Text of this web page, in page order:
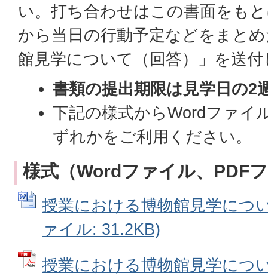
い。打ち合わせはこの書面をも
から当日の行動予定などをまと
館見学について（回答）」を送
書類の提出期限は見学日の2
下記の様式からWordファイ
ずれかをご利用ください。
様式（Wordファイル、PDF
授業における博物館見学につ
ァイル: 31.2KB)
授業における博物館見学につ